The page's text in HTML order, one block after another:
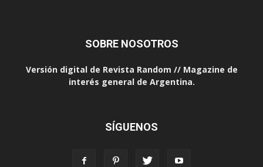
SOBRE NOSOTROS
Versión digital de Revista Random // Magazine de
interés general de Argentina.
SÍGUENOS